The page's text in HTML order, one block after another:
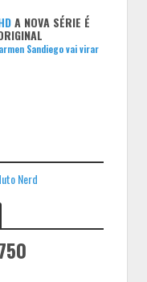
A NOVA SÉRIE É
Sandiego vai virar
Nerd